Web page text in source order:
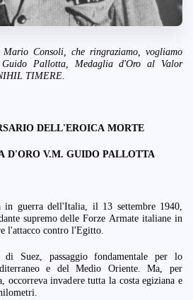
Consoli, che ringraziamo, vogliamo
Pallotta, Medaglia d'Oro al Valor
TIMERE.
DELL'EROICA MORTE
D'ORO V.M. GUIDO PALLOTTA
guerra dell'Italia, il 13 settembre 1940,
supremo delle Forze Armate italiane in
l'attacco contro l'Egitto.
Suez, passaggio fondamentale per lo
e del Medio Oriente. Ma, per
occorreva invadere tutta la costa egiziana e